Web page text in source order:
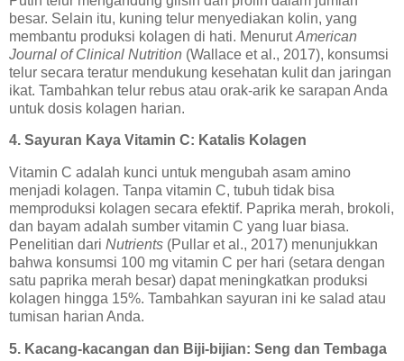
besar. Selain itu, kuning telur menyediakan kolin, yang
membantu produksi kolagen di hati. MenurutAmerican
Journal of Clinical Nutrition (Wallace et al., 2017), konsumsi
telur secara teratur mendukung kesehatan kulit dan jaringan
ikat. Tambahkan telur rebus atau orak-arik ke sarapan Anda
untuk dosis kolagen harian.
4. Sayuran Kaya Vitamin C: Katalis Kolagen
Vitamin C adalah kunci untuk mengubah asam amino
menjadi kolagen. Tanpa vitamin C, tubuh tidak bisa
memproduksi kolagen secara efektif. Paprika merah, brokoli,
dan bayam adalah sumber vitamin C yang luar biasa.
Penelitian dari Nutrients (Pullar et al., 2017) menunjukkan
bahwa konsumsi 100 mg vitamin C per hari (setara dengan
satu paprika merah besar) dapat meningkatkan produksi
kolagen hingga 15%. Tambahkan sayuran ini ke salad atau
tumisan harian Anda.
5. Kacang-kacangan dan Biji-bijian: Seng dan Tembaga